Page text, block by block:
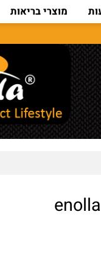
מוצרי בריאות